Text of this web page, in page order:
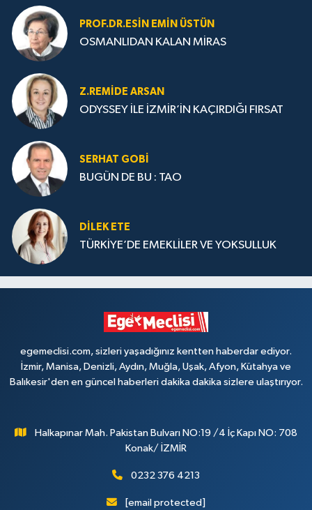
PROF.DR.ESIN EMIN ÜSTÜN
OSMANLIDAN KALAN MİRAS
Z.REMIDE ARSAN
ODYSSEY İLE İZMİR’İN KAÇIRDIĞI FIRSAT
SERHAT GOBİ
BUGÜN DE BU : TAO
DILEK ETE
TÜRKİYE’DE EMEKLİLER VE YOKSULLUK
egemeclisi.com, sizleri yaşadığınız kentten haberdar ediyor.
İzmir, Manisa, Denizli, Aydın, Muğla, Uşak, Afyon, Kütahya ve
Balıkesir'den en güncel haberleri dakika dakika sizlere ulaştırıyor.
Halkapınar Mah. Pakistan Bulvarı NO:19 /4 İç Kapı NO: 708
Konak/ İZMİR
0232 376 4213
[email protected]